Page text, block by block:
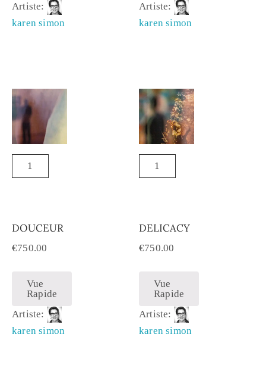
Artiste:
karen simon
Artiste:
karen simon
DOUCEUR
€750.00
Vue
Rapide
Artiste:
karen simon
DELICACY
€750.00
Vue
Rapide
Artiste:
karen simon